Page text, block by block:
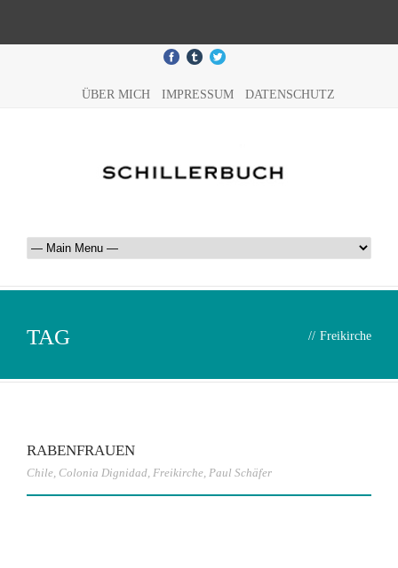
ÜBER MICH IMPRESSUM DATENSCHUTZ
TAG // Freikirche
RABENFRAUEN
Chile, Colonia Dignidad, Freikirche, Paul Schäfer